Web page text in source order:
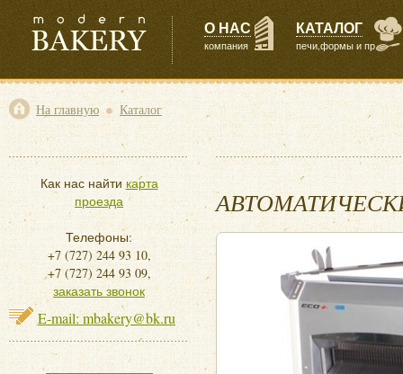
О НАС
компания
КАТАЛОГ
печи,формы и пр
На главную • Каталог
Как нас найти карта
проезда
Телефоны:
+7 (727) 244 93 10,
+7 (727) 244 93 09,
заказать звонок
E-mail: mbakery@bk.ru